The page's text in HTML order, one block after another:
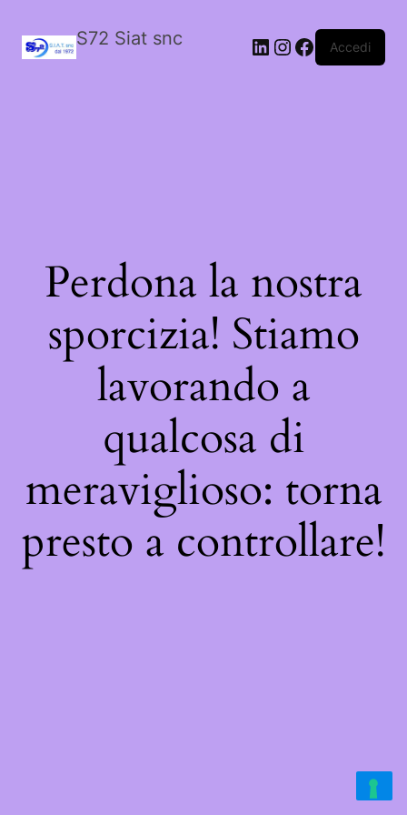
S72 Siat snc LinkedIn
Instagram
Facebook
Accedi
Perdona la nostra
sporcizia! Stiamo
lavorando a
qualcosa di
meraviglioso: torna
presto a controllare!